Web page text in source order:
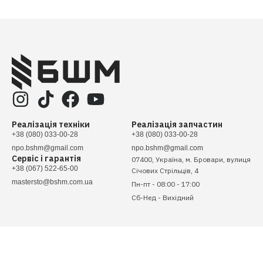
Реалізація техніки
+38 (080) 033-00-28
npo.bshm@gmail.com
Сервіс і гарантія
+38 (067) 522-65-00
mastersto@bshm.com.ua
Реалізація запчастин
+38 (080) 033-00-28
npo.bshm@gmail.com
07400, Україна, м. Бровари, вулиця
Січових Стрільців, 4
Пн-пт - 08:00 - 17:00
Сб-Нед - Вихідний